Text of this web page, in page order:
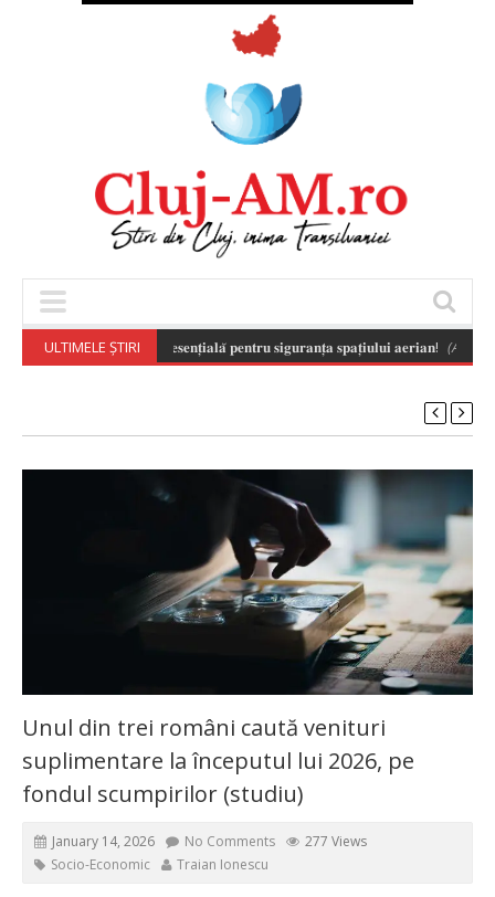
ULTIMELE ȘTIRI
𝐚 𝐝𝐫𝐨𝐧𝐞𝐥𝐨𝐫 𝐞𝐬𝐭𝐞 𝐞𝐬𝐞𝐧𝐭̦𝐢𝐚𝐥𝐚̆ 𝐩𝐞𝐧𝐭𝐫𝐮 𝐬𝐢𝐠𝐮𝐫𝐚𝐧𝐭̦𝐚 𝐬𝐩𝐚𝐭̦𝐢𝐮𝐥𝐮𝐢 𝐚𝐞𝐫𝐢𝐚𝐧! (August 7,
Unul din trei români caută venituri
suplimentare la începutul lui 2026, pe
fondul scumpirilor (studiu)
January 14, 2026 No Comments
277 Views
Socio-Economic
Traian Ionescu